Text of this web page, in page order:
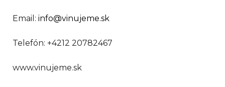
Email: info@vinujeme.sk
Telefón: +4212 20782467
www.vinujeme.sk